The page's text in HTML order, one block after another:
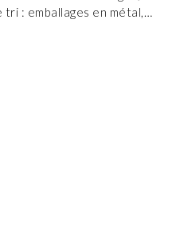
tri : emballages en métal,…